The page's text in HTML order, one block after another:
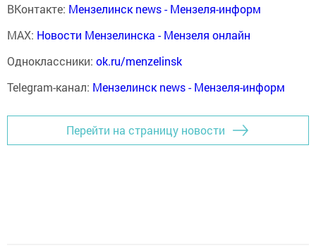
ВКонтакте: Мензелинск news - Мензеля-информ
MAX: Новости Мензелинска - Мензеля онлайн
Одноклассники: ok.ru/menzelinsk
Telegram-канал: Мензелинск news - Мензеля-информ
Перейти на страницу новости